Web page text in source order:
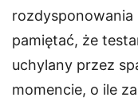
pamiętać, że
uchylany przez
momencie, o ile